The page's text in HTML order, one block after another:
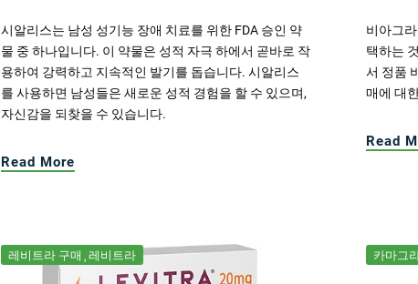
시알리스는 남성 성기능 장애 치료를 위한 FDA 승인 약
물 중 하나입니다. 이 약물은 성적 자극 하에서 곧바로 작
용하여 강력하고 지속적인 발기를 돕습니다. 시알리스
를 사용하면 남성들은 새로운 성적 경험을 할 수 있으며,
자신감을 되찾을 수 있습니다.
Read More
비아그
택하는
서 정품
매에 대
Read
레비트라 구매 레비트라 카마그